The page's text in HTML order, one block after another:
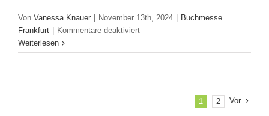
Von Vanessa Knauer November 13th, 2024
Buchmesse
Frankfurt
Kommentare deaktiviertfür
in
Weiterlesen
1 2 Vor